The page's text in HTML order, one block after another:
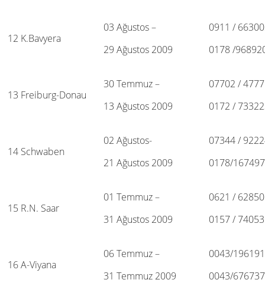
12 K.Bavyera
03 Ağustos –
29 Ağustos 2009
0911 /
0178 /
13 Freiburg-Donau
30 Temmuz –
13 Ağustos 2009
07702 /
0172 /
14 Schwaben
02 Ağustos-
21 Ağustos 2009
07344 /
0178/
15 R.N. Saar
01 Temmuz –
31 Ağustos 2009
0621 /
0157 /
16 A-Viyana
06 Temmuz –
31 Temmuz 2009
0043/
0043/